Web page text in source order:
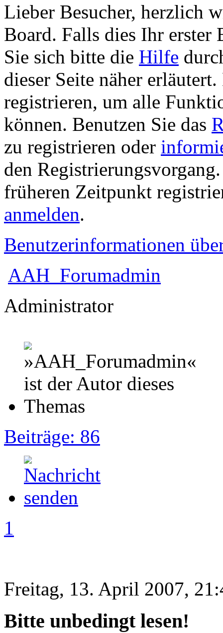
Lieber Besucher, herzlich
Board. Falls dies Ihr erster
Sie sich bitte die Hilfe
dieser Seite näher
registrieren, um alle
können. Benutzen Sie das
zu registrieren oder
den
früheren Zeitpunkt
anmelden.
Benutzerinformationen
AAH_Forumadmin
Administrator
Beiträge: 86
1
Freitag, 13. April 2007,
Bitte unbedingt lesen!